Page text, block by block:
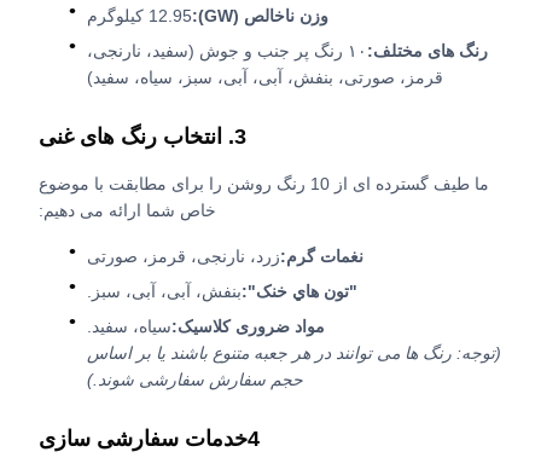
وزن ناخالص (GW):
12.95 کیلوگرم
رنگ های مختلف:
۱۰ رنگ پر جنب و جوش (سفید، نارنجی،
قرمز، صورتی، بنفش، آبی، آبی، سبز، سیاه، سفید)
3. انتخاب رنگ های غنی
ما طیف گسترده ای از 10 رنگ روشن را برای مطابقت با موضوع
خاص شما ارائه می دهیم:
نغمات گرم:زرد، نارنجی، قرمز، صورتی
"تون هاي خنک":بنفش، آبی، آبی، سبز.
مواد ضروری کلاسیک:سیاه، سفید.
(توجه: رنگ ها می توانند در هر جعبه متنوع باشند یا بر اساس
حجم سفارش سفارشی شوند.)
4خدمات سفارشی سازی